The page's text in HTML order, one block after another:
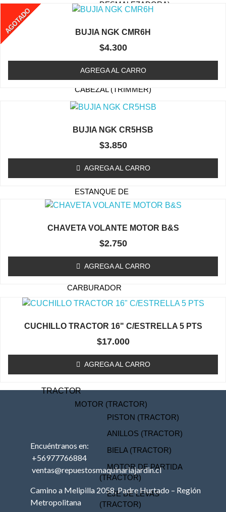
DESMALEZADORA)
(ORILLADORA /
DESMALEZADORA)
BUJIA (ORILLADORA /
DESMALEZADORA)
CABEZAL (TRIMMER)
CAJA DE ENGRANAJE
(ORILLADORA /
DESMALEZADORA)
ESTANQUE DE
COMBUSTIBLE
(ORILLADORA/DESMALEZADORA)
CARBURADOR
(ORILLADORA/DESMALEZADORA)
KIT MEMBRANA
CARBURADOR
BOBINAS (ORILLADORA /
(ORILLADORA/DESMALEZADORA)
OTROS (ORILLADORA
DESMALEZADORA)
TRACTOR
MOTOR (TRACTOR)
PISTON (TRACTOR)
ANILLOS (TRACTOR)
BIELA (TRACTOR)
MOTOR DE PARTIDA
(TRACTOR)
EJE DE LEVAS
(TRACTOR)
BUJIA NGK CMR6H
AGOTADO
$4.300
AGREGA AL CARRO
BUJIA NGK CR5HSB
$3.850
AGREGA AL CARRO
CHAVETA VOLANTE MOTOR B&S
$2.750
AGREGA AL CARRO
CUCHILLO TRACTOR 16" C/ESTRELLA 5 PTS
$17.000
AGREGA AL CARRO
Encuéntranos en:
+56977766884
ventas@repuestosmaquinariajardin.cl
Camino a Melipilla 2058, Padre Hurtado – Región
Metropolitana